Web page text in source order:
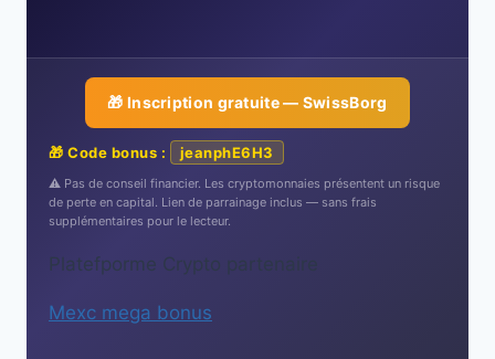
🎁 Inscription gratuite — SwissBorg
🎁 Code bonus : jeanphE6H3
⚠️ Pas de conseil financier. Les cryptomonnaies présentent un risque
de perte en capital. Lien de parrainage inclus — sans frais
supplémentaires pour le lecteur.
Platefporme Crypto partenaire
Mexc mega bonus